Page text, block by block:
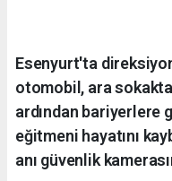
Esenyurt'ta
otomobil, ara
ardından bariyerlere
eğitmeni hayatını
anı güvenlik